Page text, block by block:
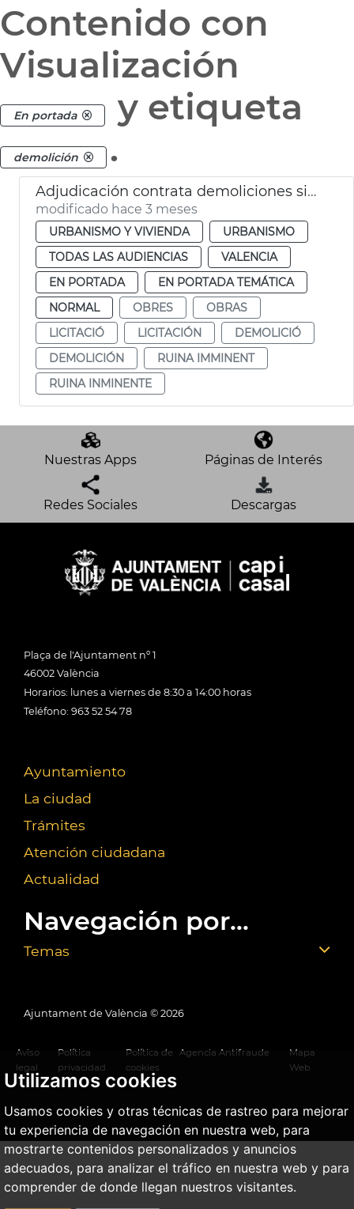
Utilizamos cookies
Usamos cookies y otras técnicas de rastreo para mejorar
tu experiencia de navegación en nuestra web, para
mostrarte contenidos personalizados y anuncios
adecuados, para analizar el tráfico en nuestra web y para
comprender de donde llegan nuestros visitantes.
Contenido con
Visualización
En portada y etiqueta
demolición .
Adjudicación contrata demoliciones situaciones ruina inminente València
modificado hace 3 meses
URBANISMO Y VIVIENDA
URBANISMO
TODAS LAS AUDIENCIAS
VALENCIA
EN PORTADA
EN PORTADA TEMÁTICA
NORMAL
OBRES
OBRAS
LICITACIÓ
LICITACIÓN
DEMOLICIÓ
DEMOLICIÓN
RUINA IMMINENT
RUINA INMINENTE
Nuestras Apps Páginas de Interés
Redes Sociales Descargas
Plaça de l'Ajuntament nº 1
46002 València
Horarios: lunes a viernes de 8:30 a 14:00 horas
Teléfono: 963 52 54 78
Ayuntamiento
La ciudad
Trámites
Atención ciudadana
Actualidad
Navegación por...
Temas
Ajuntament de València © 2026
Aviso
legal
Política
privacidad
Política de
cookies
Agencia Antifraude
Mapa
Web